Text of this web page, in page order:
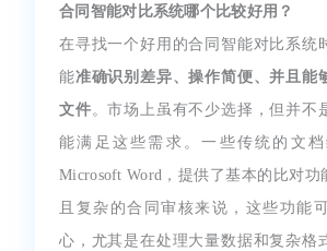
合同智能对比系统哪个比较好用？
在寻找一个好用的合同智能对比系统
能准确识别差异、操作简便、并且能
文件 。市场上虽有不少选择，但并不
能满足这些需求。一些传统的文
Microsoft Word，提供了基本的比对功
且复杂的合同审核来说，这些功能
心，尤其是在处理大量数据和复杂格